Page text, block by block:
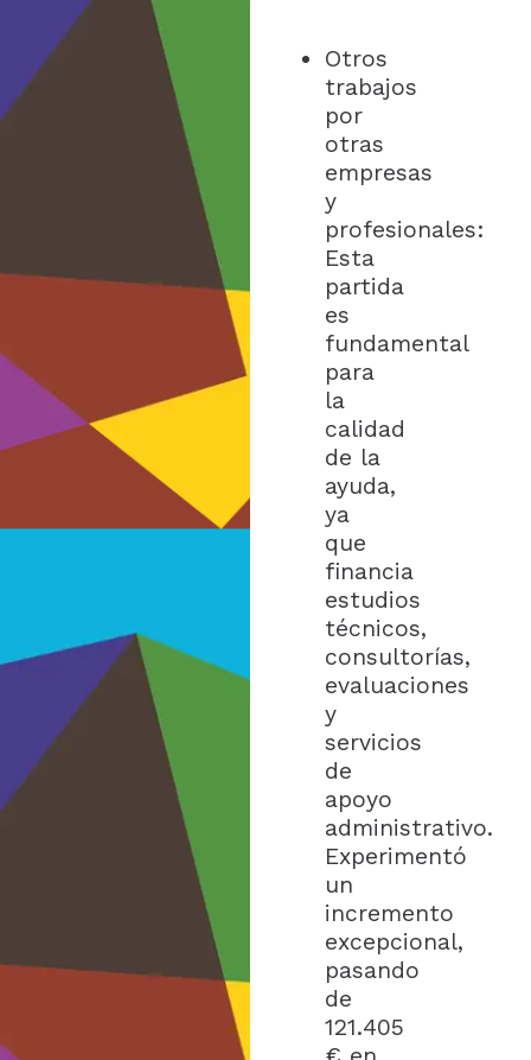
Otros
trabajos
por
otras
empresas
y
profesionales:
Esta
partida
es
fundamental
para
la
calidad
de la
ayuda,
ya
que
financia
estudios
técnicos,
consultorías,
evaluaciones
y
servicios
de
apoyo
administrativo.
Experimentó
un
incremento
excepcional,
pasando
de
121.405